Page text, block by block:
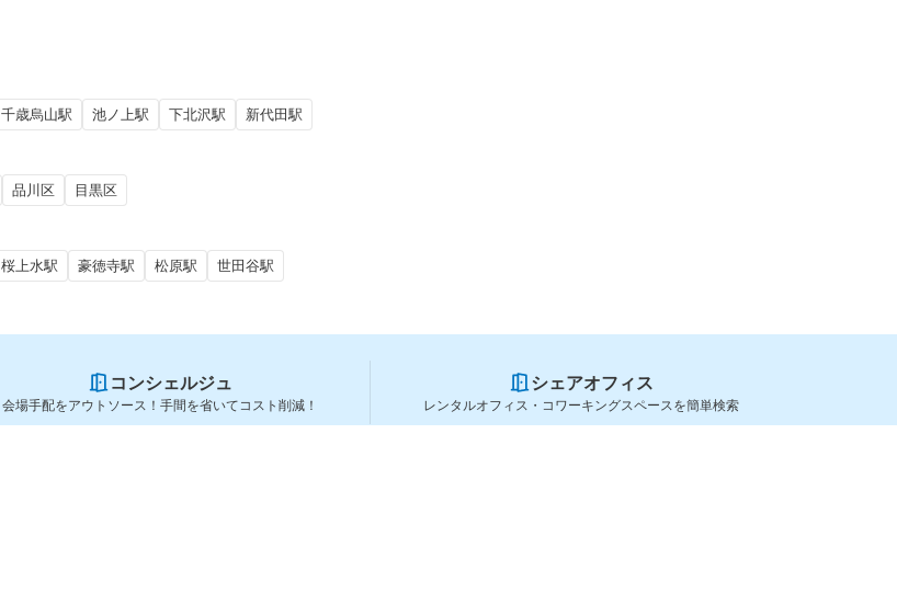
千歳烏山駅 池ノ上駅 下北沢駅 新代田駅
品川区 目黒区
桜上水駅 豪徳寺駅 松原駅 世田谷駅
コンシェルジュ
会場手配をアウトソース！手間を省いてコスト削減！
シェアオフィス
レンタルオフィス・コワーキングスペースを簡単検索